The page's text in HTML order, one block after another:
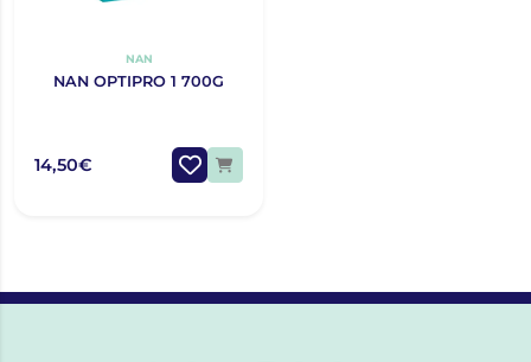
NAN
NAN OPTIPRO 1 700G
14,50€